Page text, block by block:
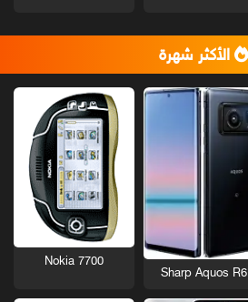
الأكثر شهرة
Sharp Aquos R6
Nokia 7700